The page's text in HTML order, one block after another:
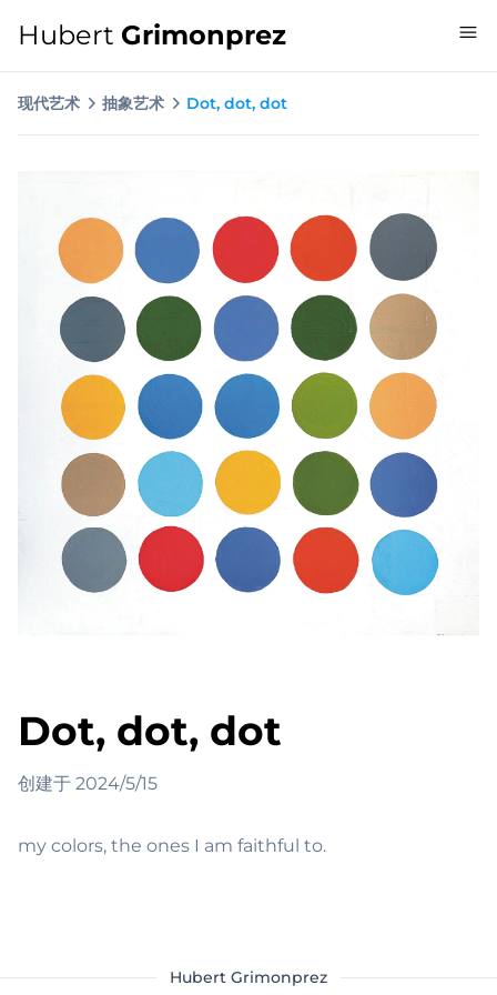
Hubert Grimonprez
现代艺术 抽象艺术 Dot, dot, dot
Dot, dot, dot
创建于 2024/5/15
my colors, the ones I am faithful to.
Hubert Grimonprez